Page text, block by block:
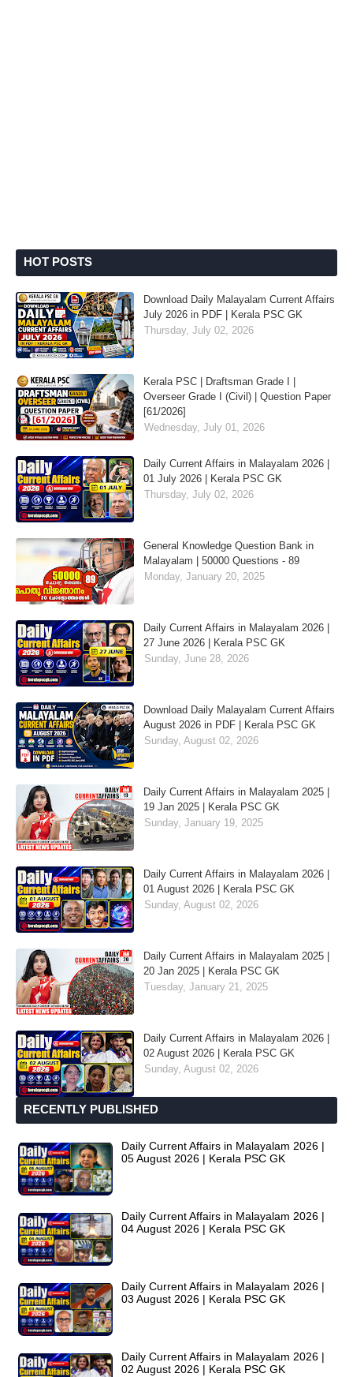
HOT POSTS
Download Daily Malayalam Current Affairs
July 2026 in PDF | Kerala PSC GK
Thursday, July 02, 2026
Kerala PSC | Draftsman Grade I |
Overseer Grade I (Civil) | Question Paper
[61/2026]
Wednesday, July 01, 2026
Daily Current Affairs in Malayalam 2026 |
01 July 2026 | Kerala PSC GK
Thursday, July 02, 2026
General Knowledge Question Bank in
Malayalam | 50000 Questions - 89
Monday, January 20, 2025
Daily Current Affairs in Malayalam 2026 |
27 June 2026 | Kerala PSC GK
Sunday, June 28, 2026
Download Daily Malayalam Current Affairs
August 2026 in PDF | Kerala PSC GK
Sunday, August 02, 2026
Daily Current Affairs in Malayalam 2025 |
19 Jan 2025 | Kerala PSC GK
Sunday, January 19, 2025
Daily Current Affairs in Malayalam 2026 |
01 August 2026 | Kerala PSC GK
Sunday, August 02, 2026
Daily Current Affairs in Malayalam 2025 |
20 Jan 2025 | Kerala PSC GK
Tuesday, January 21, 2025
Daily Current Affairs in Malayalam 2026 |
02 August 2026 | Kerala PSC GK
Sunday, August 02, 2026
RECENTLY PUBLISHED
Daily Current Affairs in Malayalam 2026 |
05 August 2026 | Kerala PSC GK
Daily Current Affairs in Malayalam 2026 |
04 August 2026 | Kerala PSC GK
Daily Current Affairs in Malayalam 2026 |
03 August 2026 | Kerala PSC GK
Daily Current Affairs in Malayalam 2026 |
02 August 2026 | Kerala PSC GK